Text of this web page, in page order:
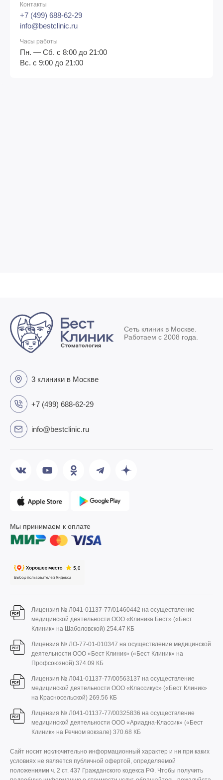
Контакты
+7 (499) 688-62-29
info@bestclinic.ru
Часы работы
Пн. — Сб. с 8:00 до 21:00
Вс. с 9:00 до 21:00
Сеть клиник в Москве.
Работаем с 2008 года.
3 клиники в Москве
+7 (499) 688-62-29
info@bestclinic.ru
Мы принимаем к оплате
Лицензия № Л041-01137-77/01460442 на осуществление
медицинской деятельности ООО «Клиника Бест» («Бест
Клиник» на Шаболовской) 254.47 КБ
Лицензия № ЛО-77-01-010347 на осуществление медицинской
деятельности ООО «Бест Клиник» («Бест Клиник» на
Профсоюзной) 374.09 КБ
Лицензия № Л041-01137-77/00563137 на осуществление
медицинской деятельности ООО «Классикус» («Бест Клиник»
на Красносельской) 269.56 КБ
Лицензия № Л041-01137-77/00325836 на осуществление
медицинской деятельности ООО «Ариадна-Классик» («Бест
Клиник» на Речном вокзале) 370.68 КБ
Сайт носит исключительно информационный характер и ни при каких
условиях не является публичной офертой, определяемой
положениями ч. 2 ст. 437 Гражданского кодекса РФ. Чтобы получить